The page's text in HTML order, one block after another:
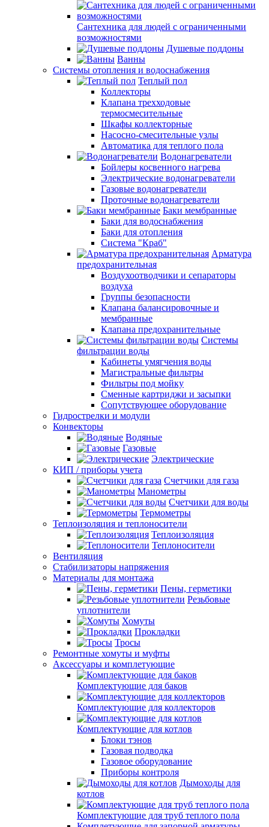
Сантехника для людей с ограниченными
возможностями
Душевые поддоны
Ванны
Системы отопления и водоснабжения
Теплый пол
Коллекторы
Клапана трехходовые
термосмесительные
Шкафы коллекторные
Насосно-смесительные узлы
Автоматика для теплого пола
Водонагреватели
Бойлеры косвенного нагрева
Электрические водонагреватели
Газовые водонагреватели
Проточные водонагреватели
Баки мембранные
Баки для водоснабжения
Баки для отопления
Система "Краб"
Арматура
предохранительная
Воздухоотводчики и сепараторы
воздуха
Группы безопасности
Клапана балансировочные и
мембранные
Клапана предохранительные
Системы
фильтрации воды
Кабинеты умягчения воды
Магистральные фильтры
Фильтры под мойку
Сменные картриджи и засыпки
Сопутствующее оборудование
Гидрострелки и модули
Конвекторы
Водяные
Газовые
Электрические
КИП / приборы учета
Счетчики для газа
Манометры
Счетчики для воды
Термометры
Теплоизоляция и теплоносители
Теплоизоляция
Теплоносители
Вентиляция
Стабилизаторы напряжения
Материалы для монтажа
Пены, герметики
Резьбовые
уплотнители
Хомуты
Прокладки
Тросы
Ремонтные хомуты и муфты
Аксессуары и комплетующие
Комплектующие для баков
Комплектующие для коллекторов
Комплектующие для котлов
Блоки тэнов
Газовая подводка
Газовое оборудование
Приборы контроля
Дымоходы для
котлов
Комплектующие для труб теплого пола